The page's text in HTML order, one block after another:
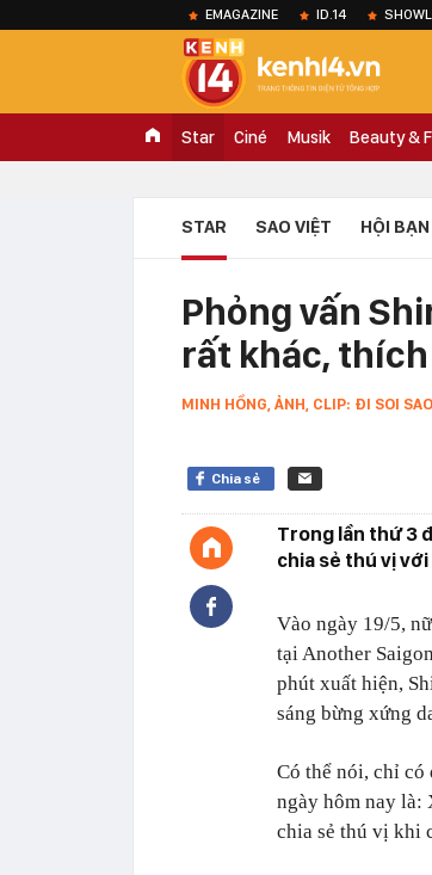
EMAGAZINE ID.14
Star Ciné Musik Beauty &
STAR SAO VIỆT HỘI
Phỏng vấn
rất khác,
MINH HỒNG, ẢNH, CLIP: ĐI SOI
Chia sẻ
Trong lần thứ 3
chia sẻ thú vị
Vào ngày 19/5,
tại Another
phút xuất hiện,
sáng bừng xứng
Có thể nói, chỉ có
ngày hôm nay là:
chia sẻ thú vị khi